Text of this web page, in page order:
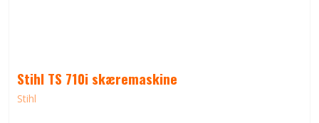
Stihl TS 710i skæremaskine
Stihl